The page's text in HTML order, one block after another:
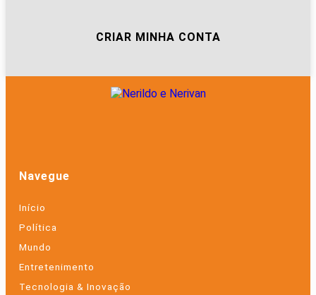
CRIAR MINHA CONTA
Navegue
Início
Política
Mundo
Entretenimento
Tecnologia & Inovação